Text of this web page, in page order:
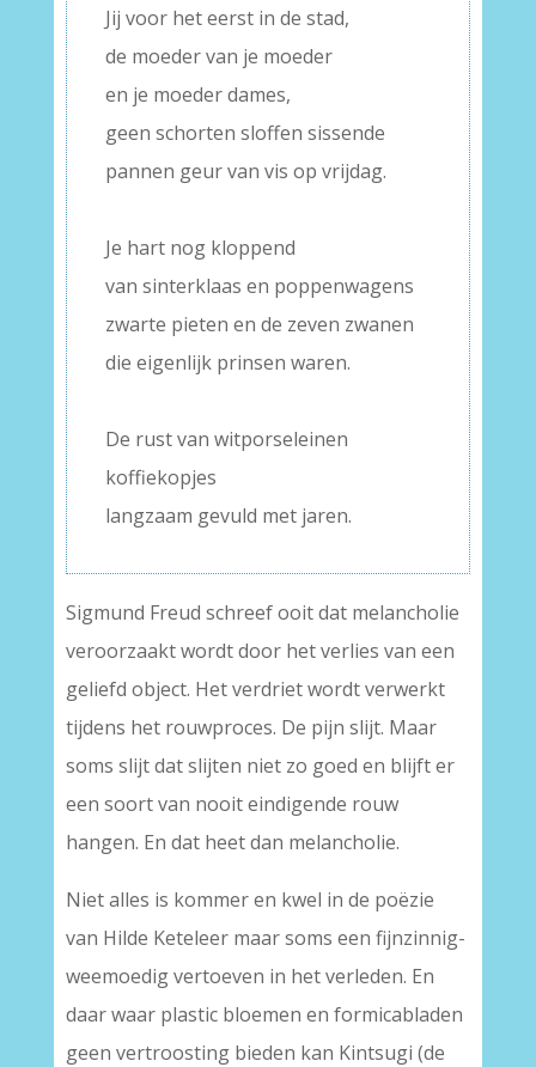
Jij voor het eerst in de stad,
de moeder van je moeder
en je moeder dames,
geen schorten sloffen sissende
pannen geur van vis op vrijdag.
Je hart nog kloppend
van sinterklaas en poppenwagens
zwarte pieten en de zeven zwanen
die eigenlijk prinsen waren.
De rust van witporseleinen
koffiekopjes
langzaam gevuld met jaren.
Sigmund Freud schreef ooit dat melancholie
veroorzaakt wordt door het verlies van een
geliefd object. Het verdriet wordt verwerkt
tijdens het rouwproces. De pijn slijt. Maar
soms slijt dat slijten niet zo goed en blijft er
een soort van nooit eindigende rouw
hangen. En dat heet dan melancholie.
Niet alles is kommer en kwel in de poëzie
van Hilde Keteleer maar soms een fijnzinnig-
weemoedig vertoeven in het verleden. En
daar waar plastic bloemen en formicabladen
geen vertroosting bieden kan Kintsugi (de